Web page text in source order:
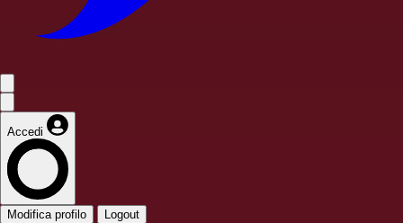
Accedi
Modifica profilo Logout